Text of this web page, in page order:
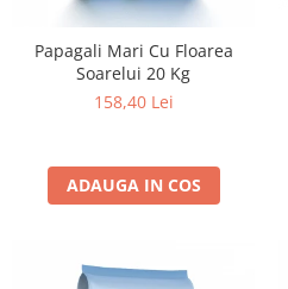
Papagali Mari Cu Floarea
Soarelui 20 Kg
158,40 Lei
ADAUGA IN COS